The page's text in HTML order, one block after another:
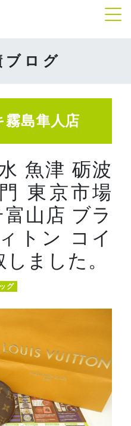
ブログ
島隼人店
魚津 砺波
東京市場
山店 ブラ
トン コイ
ました。
グ